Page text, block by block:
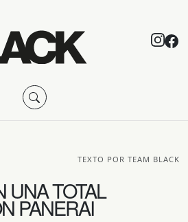
TEXTO POR TEAM BLACK
UNA TOTAL
PANERAI